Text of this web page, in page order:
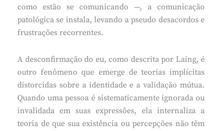
como estão se comunicando —, a comunicação
patológica se instala, levando a pseudo desacordos e
frustrações recorrentes.
A desconfirmação do eu, como descrita por Laing, é
outro fenômeno que emerge de teorias implícitas
distorcidas sobre a identidade e a validação mútua.
Quando uma pessoa é sistematicamente ignorada ou
invalidada em suas expressões, ela internaliza a
teoria de que sua existência ou percepções não têm